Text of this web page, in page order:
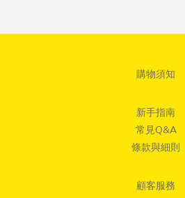
購物須知
新手指南
常見Q&A
條款與細則
顧客服務